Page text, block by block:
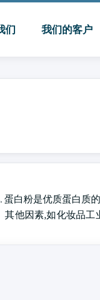
们 我们的客户
蛋白粉是优质蛋白质
其他因素,如化妆品